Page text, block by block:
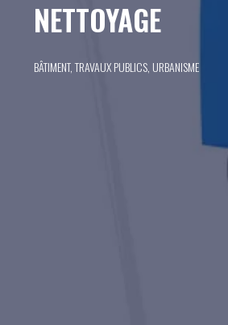
NETTOYAGE
BÂTIMENT, TRAVAUX PUBLICS, URBANISME